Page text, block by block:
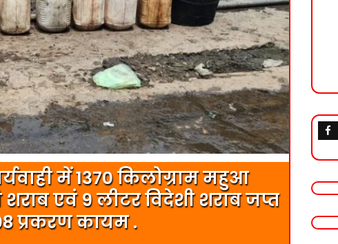
में 1370 किलोग्राम महुआ
एवं 9 लीटर विदेशी शराब जप्त
प्रकरण कायम .